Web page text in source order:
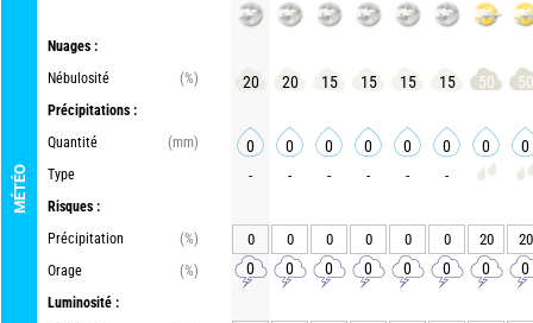
MÉTÉO
Nuages :
Nébulosité
(%)
Précipitations :
Quantité
(mm)
Type
Risques :
Précipitation
(%)
Orage
(%)
Luminosité :
20 20 15 15 15 15 50 50
0 0 0 0 0 0 0 0
- - - - - -
0 0 0 0 0 0 20 20
0 0 0 0 0 0 0 0